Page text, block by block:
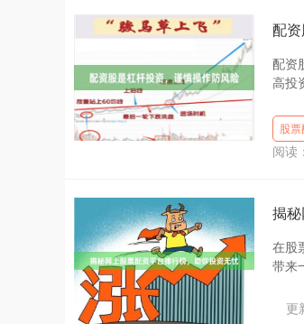
配
配资
高投
股
阅读：
揭
在股
带来
更